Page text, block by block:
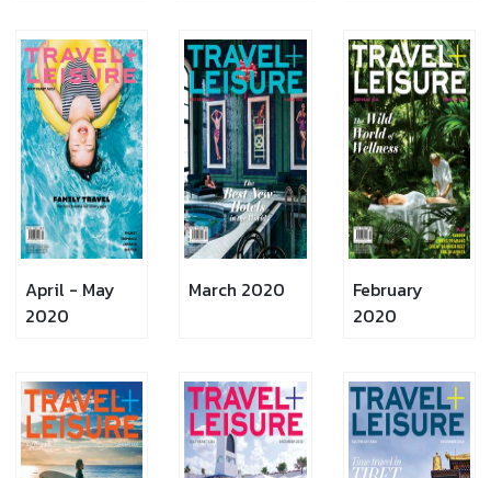
April - May
2020
March 2020
February
2020